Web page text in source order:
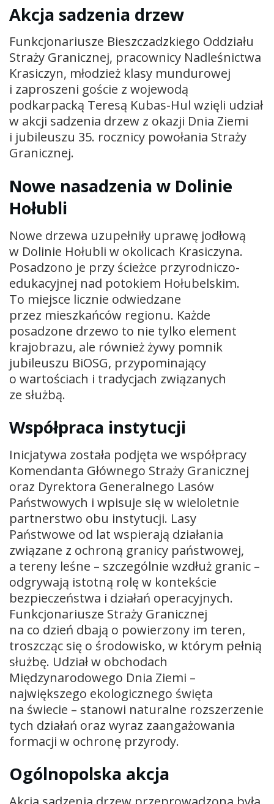
Akcja sadzenia drzew
Funkcjonariusze Bieszczadzkiego Oddziału
Straży Granicznej, pracownicy Nadleśnictwa
Krasiczyn, młodzież klasy mundurowej
i zaproszeni goście z wojewodą
podkarpacką Teresą Kubas-Hul wzięli udział
w akcji sadzenia drzew z okazji Dnia Ziemi
i jubileuszu 35. rocznicy powołania Straży
Granicznej.
Nowe nasadzenia w Dolinie
Hołubli
Nowe drzewa uzupełniły uprawę jodłową
w Dolinie Hołubli w okolicach Krasiczyna.
Posadzono je przy ścieżce przyrodniczo-
edukacyjnej nad potokiem Hołubelskim.
To miejsce licznie odwiedzane
przez mieszkańców regionu. Każde
posadzone drzewo to nie tylko element
krajobrazu, ale również żywy pomnik
jubileuszu BiOSG, przypominający
o wartościach i tradycjach związanych
ze służbą.
Współpraca instytucji
Inicjatywa została podjęta we współpracy
Komendanta Głównego Straży Granicznej
oraz Dyrektora Generalnego Lasów
Państwowych i wpisuje się w wieloletnie
partnerstwo obu instytucji. Lasy
Państwowe od lat wspierają działania
związane z ochroną granicy państwowej,
a tereny leśne – szczególnie wzdłuż granic –
odgrywają istotną rolę w kontekście
bezpieczeństwa i działań operacyjnych.
Funkcjonariusze Straży Granicznej
na co dzień dbają o powierzony im teren,
troszcząc się o środowisko, w którym pełnią
służbę. Udział w obchodach
Międzynarodowego Dnia Ziemi –
największego ekologicznego święta
na świecie – stanowi naturalne rozszerzenie
tych działań oraz wyraz zaangażowania
formacji w ochronę przyrody.
Ogólnopolska akcja